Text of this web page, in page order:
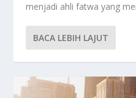
menjadi ahli fatwa yang
BACA LEBIH LAJUT